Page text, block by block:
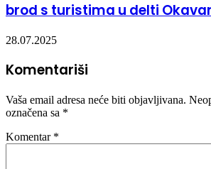
brod s turistima u delti
28.07.2025
Komentariši
Vaša email adresa neće biti objavljivana.
označena sa *
Komentar *